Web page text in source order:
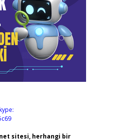
sitesi, herhangi bir